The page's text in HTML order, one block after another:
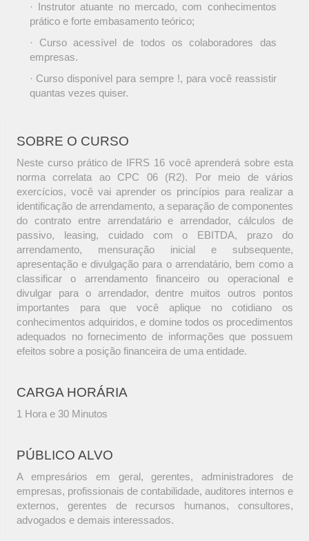
· Instrutor atuante no mercado, com conhecimentos
prático e forte embasamento teórico;
· Curso acessível de todos os colaboradores das
empresas.
· Curso disponível para sempre !, para você reassistir
quantas vezes quiser.
SOBRE O CURSO
Neste curso prático de IFRS 16 você aprenderá sobre esta
norma correlata ao CPC 06 (R2). Por meio de vários
exercícios, você vai aprender os princípios para realizar a
identificação de arrendamento, a separação de componentes
do contrato entre arrendatário e arrendador, cálculos de
passivo, leasing, cuidado com o EBITDA, prazo do
arrendamento, mensuração inicial e subsequente,
apresentação e divulgação para o arrendatário, bem como a
classificar o arrendamento financeiro ou operacional e
divulgar para o arrendador, dentre muitos outros pontos
importantes para que você aplique no cotidiano os
conhecimentos adquiridos, e domine todos os procedimentos
adequados no fornecimento de informações que possuem
efeitos sobre a posição financeira de uma entidade.
CARGA HORÁRIA
1 Hora e 30 Minutos
PÚBLICO ALVO
A empresários em geral, gerentes, administradores de
empresas, profissionais de contabilidade, auditores internos e
externos, gerentes de recursos humanos, consultores,
advogados e demais interessados.